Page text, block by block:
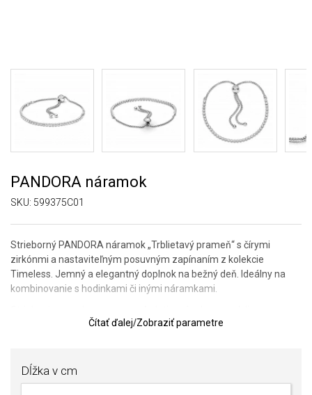
PANDORA náramok
SKU: 599375C01
Strieborný PANDORA náramok „Trblietavý prameň“ s čírymi
zirkónmi a nastaviteľným posuvným zapínaním z kolekcie
Timeless. Jemný a elegantný doplnok na bežný deň. Ideálny na
kombinovanie s hodinkami či inými náramkami.
(www.Pandora.net). Môžete si byť istí, že kupujete originálny šperk
Čítať ďalej/Zobraziť parametre
Dĺžka v cm